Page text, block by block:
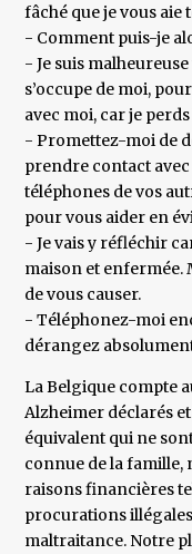
fâché que je vous aie
- Comment puis-je
- Je suis
s’occupe de moi,
avec moi, car je
- Promettez-moi de
prendre contact
téléphones de vos
pour vous aider en
- Je vais y réfléchir
maison et enfermée.
de vous causer.
- Téléphonez-moi
dérangez
La Belgique compte
Alzheimer déclarés
équivalent qui ne
connue de la famille,
raisons financières
procurations
maltraitance. Notre